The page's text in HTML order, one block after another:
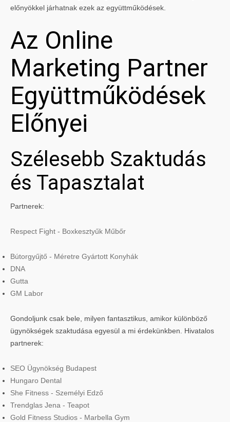
előnyökkel járhatnak ezek az együttműködések.
Az Online
Marketing Partner
Együttműködések
Előnyei
Szélesebb Szaktudás
és Tapasztalat
Partnerek:
Respect Fight - Boxkesztyűk Műbőr
Bútorgyűjtő - Méretre Gyártott Konyhák
DNA
Gutta
GM Labor
Gondoljunk csak bele, milyen fantasztikus, amikor különböző
ügynökségek szaktudása egyesül a mi érdekünkben. Hivatalos
partnerek:
SEO Ügynökség Budapest
Hungaro Dental
She Fitness - Személyi Edző
Trendglas Jena - Teapot
Gold Fitness Studios - Marbella Gym